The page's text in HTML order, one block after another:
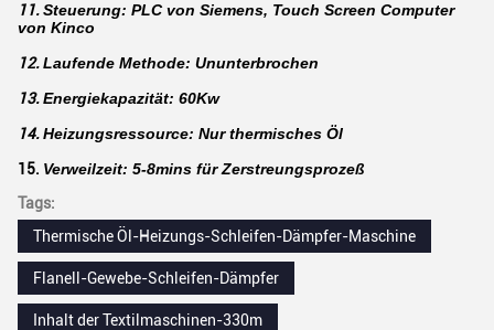
11.Steuerung: PLC von Siemens, Touch Screen Computer
von Kinco
12.Laufende Methode: Ununterbrochen
13.Energiekapazität: 60Kw
14.Heizungsressource: Nur thermisches Öl
15. Verweilzeit: 5-8mins für Zerstreungsprozeß
Tags:
Thermische Öl-Heizungs-Schleifen-Dämpfer-Maschine
Flanell-Gewebe-Schleifen-Dämpfer
Inhalt der Textilmaschinen-330m